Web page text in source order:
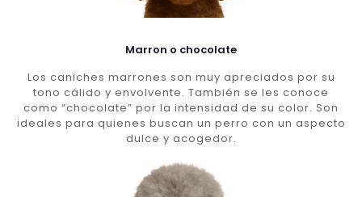
Marron o chocolate
Los caniches marrones son muy apreciados por su
tono cálido y envolvente. También se les conoce
como “chocolate” por la intensidad de su color. Son
ideales para quienes buscan un perro con un aspecto
dulce y acogedor.